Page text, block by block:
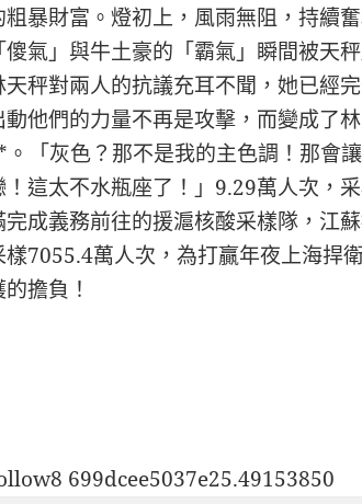
粗暴財富。燈初上，風雨無阻，持續
「傻氣」與牛土豪的「霸氣」瞬間被天
天秤對兩人的抗議充耳不聞，她已經
動他們的力量不再是攻擊，而變成了
「灰色？那不是我的主色調！那會
！這太不水瓶座了！」9.29萬人次，
完成義務前往的援滬核酸采樣隊，江
樣7055.4萬人次，為打贏年夜上海捍
的擔負！
699dcee5037e25.49153850